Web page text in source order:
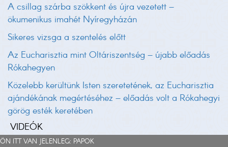
A csillag szárba szökkent és újra vezetett –
ökumenikus imahét Nyíregyházán
Sikeres vizsga a szentelés előtt
Az Eucharisztia mint Oltáriszentség – újabb előadás
Rókahegyen
Közelebb kerültünk Isten szeretetének, az Eucharisztia
ajándékának megértéséhez – előadás volt a Rókahegyi
görög esték keretében
VIDEÓK
ÖN ITT VAN JELENLEG: PAPOK